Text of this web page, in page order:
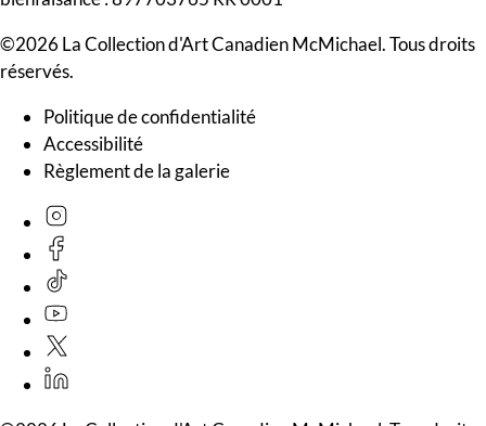
©2026 La Collection d'Art Canadien McMichael. Tous droits
réservés.
Politique de confidentialité
Accessibilité
Règlement de la galerie